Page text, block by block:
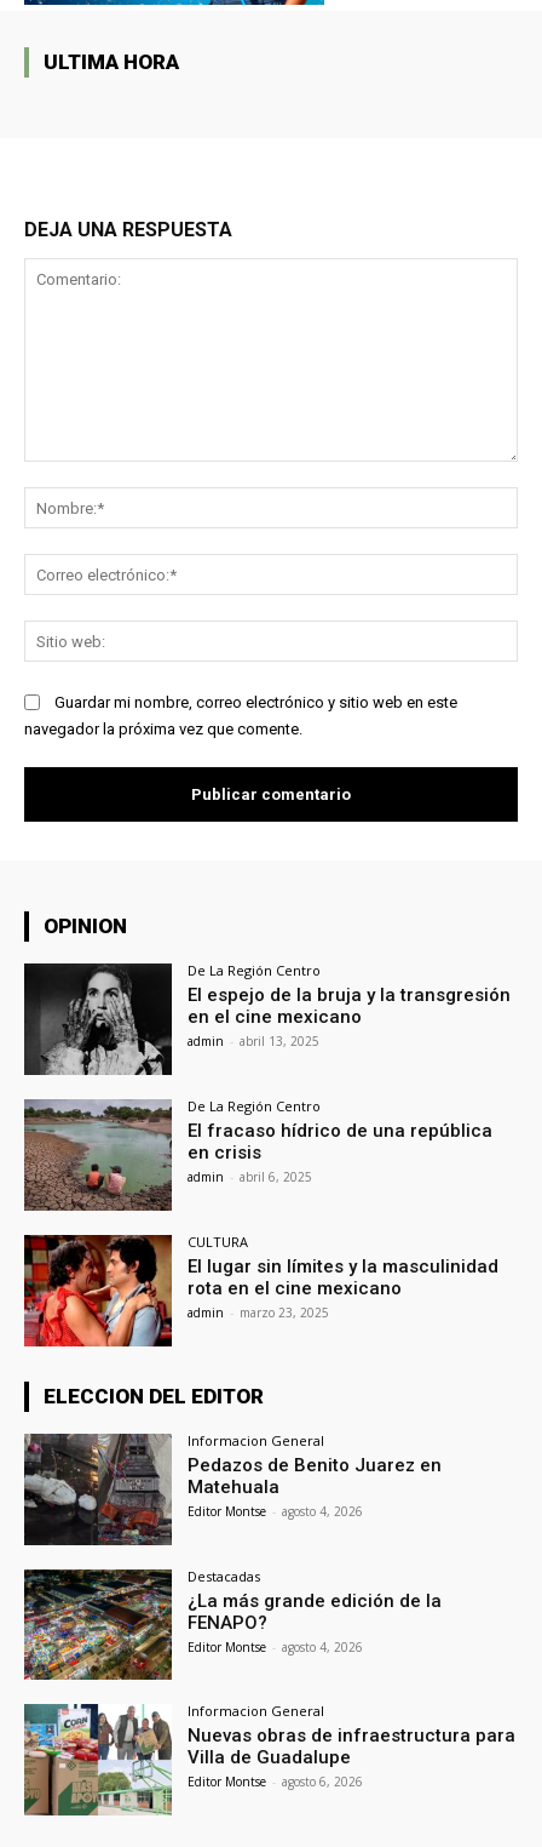
ULTIMA HORA
DEJA UNA RESPUESTA
Guardar mi nombre, correo electrónico y sitio web en este
navegador la próxima vez que comente.
OPINION
De La Región Centro
El espejo de la bruja y la transgresión
en el cine mexicano
admin - abril 13, 2025
De La Región Centro
El fracaso hídrico de una república
en crisis
admin - abril 6, 2025
CULTURA
El lugar sin límites y la masculinidad
rota en el cine mexicano
admin - marzo 23, 2025
ELECCION DEL EDITOR
Informacion General
Pedazos de Benito Juarez en
Matehuala
Editor Montse - agosto 4, 2026
Destacadas
¿La más grande edición de la
FENAPO?
Editor Montse - agosto 4, 2026
Informacion General
Nuevas obras de infraestructura para
Villa de Guadalupe
Editor Montse - agosto 6, 2026